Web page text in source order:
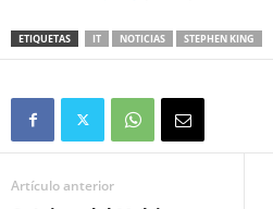
ETIQUETAS IT NOTICIAS STEPHEN KING
Artículo anterior